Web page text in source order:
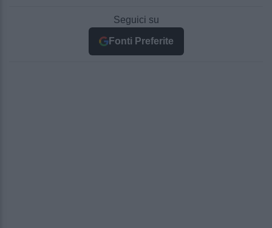
Seguici su
Fonti Preferite